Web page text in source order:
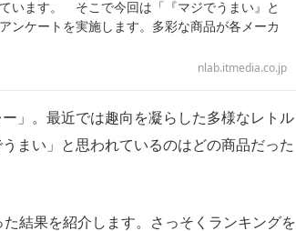
います。 そこで今回は「『マジでうまい』と
ンケートを実施します。多彩な商品が各メーカ
nlab.itmedia.co.jp
」。最近では趣向を凝らした多様なレトル
まい」と思われているのはどの商品だった
結果を紹介します。さっそくランキングを